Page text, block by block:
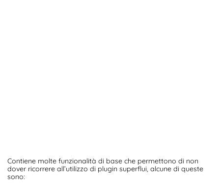
Contiene molte funzionalità di base che permettono di non
dover ricorrere all’utilizzo di plugin superflui, alcune di queste
sono: